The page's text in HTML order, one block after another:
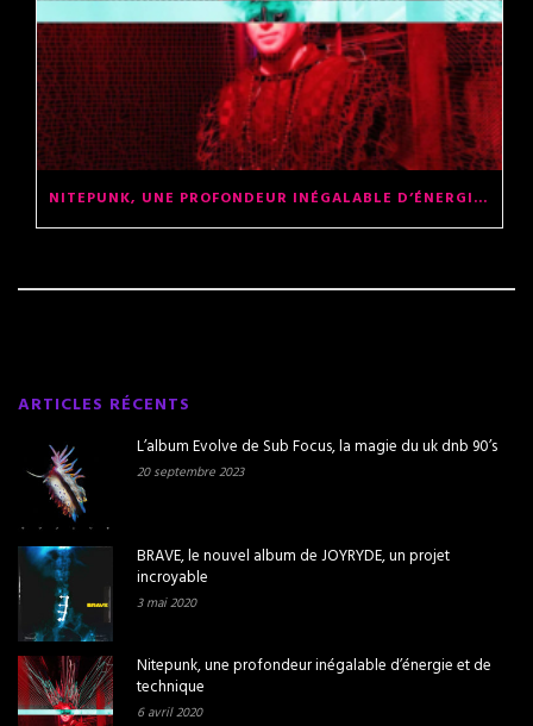
NITEPUNK, UNE PROFONDEUR INÉGALABLE D’ÉNERGIE ET DE TECHNIQUE
ARTICLES RÉCENTS
L’album Evolve de Sub Focus, la magie du uk dnb 90’s
20 septembre 2023
BRAVE, le nouvel album de JOYRYDE, un projet
incroyable
3 mai 2020
Nitepunk, une profondeur inégalable d’énergie et de
technique
6 avril 2020